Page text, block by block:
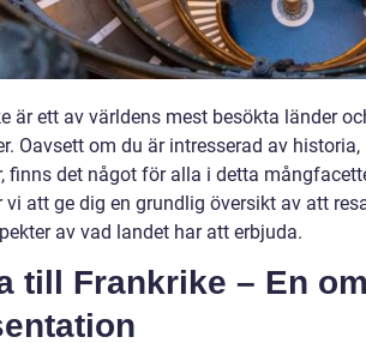
är ett av världens mest besökta länder
Oavsett om du är intresserad av
finns det något för alla i detta
vi att ge dig en grundlig översikt av att
av vad landet har att erbjuda.
till Frankrike – En